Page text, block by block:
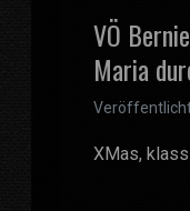
VÖ
Maria
XMas,